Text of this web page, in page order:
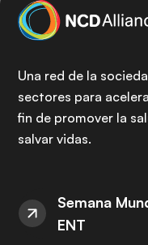
Una red de la
sectores para
fin de promover la
salvar vidas.
Semana
ENT